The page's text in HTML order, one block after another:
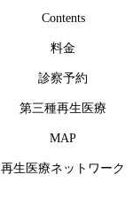
Contents
料金
診察予約
第三種再生医療
MAP
再生医療ネットワーク